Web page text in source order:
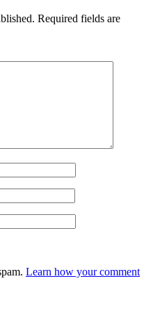
Required fields are
Learn how your comment